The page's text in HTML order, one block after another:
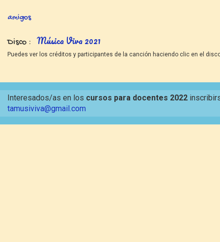
amigos
Disco Música Viva 2021
Puedes ver los créditos y participantes de la canción haciendo clic en el
Interesados/as en los cursos para docentes 2022
tamusiviva@gmail.com